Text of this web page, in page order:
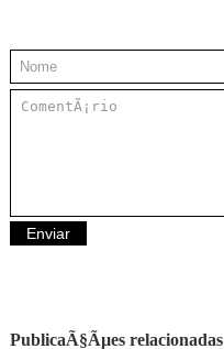
PublicaÃ§Ãµes relacionadas